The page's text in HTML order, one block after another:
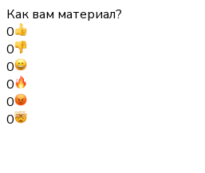
Как вам материал?
0
0
0
0
0
0